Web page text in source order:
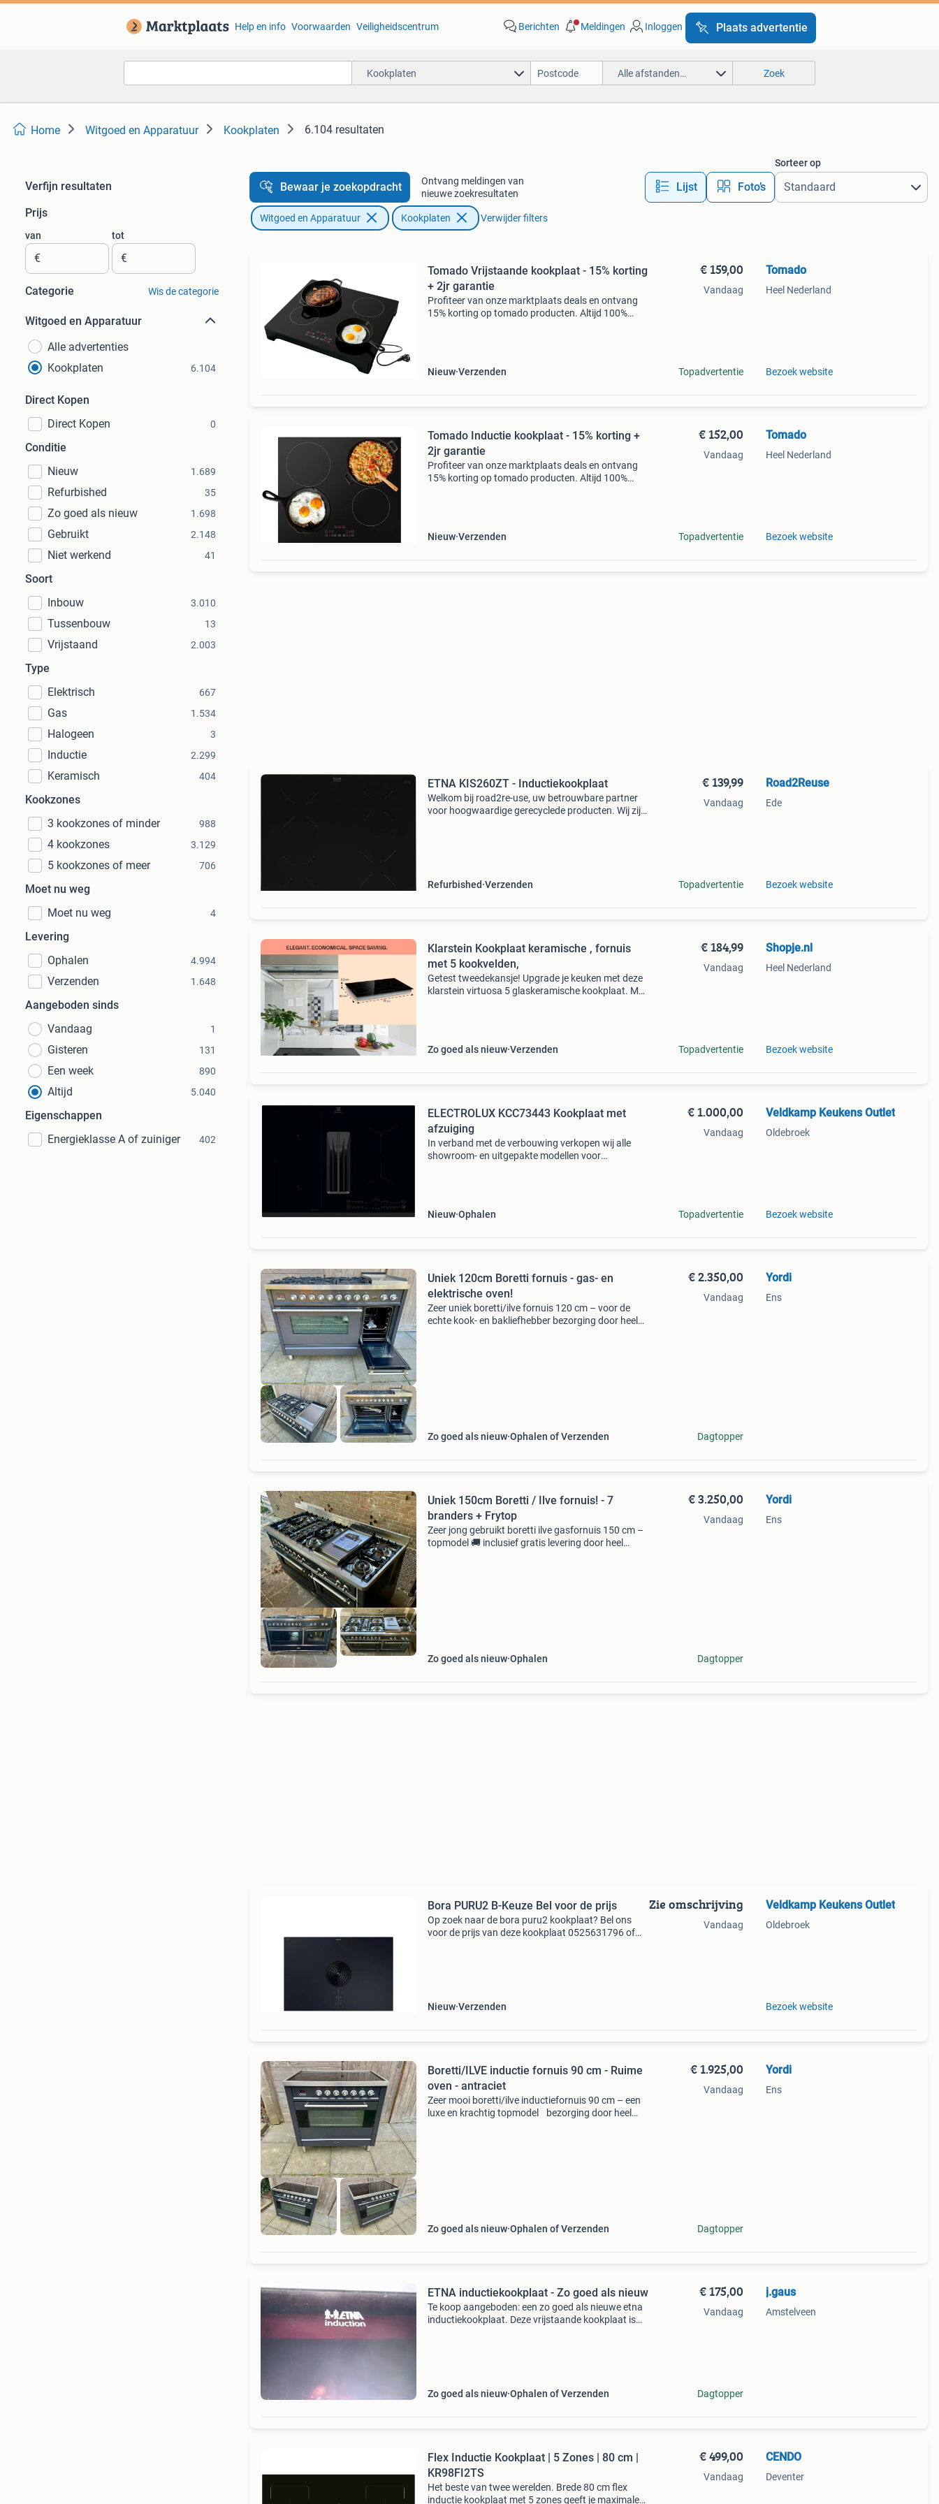
Help en info Voorwaarden Veiligheidscentrum Berichten Meldingen Inloggen Plaats advertentie
Kookplaten Alle afstanden… Zoek
Home Witgoed en Apparatuur Kookplaten 6.104 resultaten
Verfijn resultaten
Prijs
van
€
tot
€
Categorie Wis de categorie
Witgoed en Apparatuur
Alle advertenties
Kookplaten
6.104
Direct Kopen
Direct Kopen
0
Conditie
Nieuw
1.689
Refurbished 35
Zo goed als nieuw 1.698
Gebruikt 2.148
Niet werkend 41
Soort
Inbouw
3.010
Tussenbouw 13
Vrijstaand 2.003
Type
Elektrisch
667
Gas 1.534
Halogeen 3
Inductie 2.299
Keramisch 404
Kookzones
3 kookzones of minder
988
4 kookzones 3.129
5 kookzones of meer 706
Moet nu weg
Moet nu weg
4
Levering
Ophalen
4.994
Verzenden 1.648
Aangeboden sinds
Vandaag
1
Gisteren 131
Een week 890
Altijd 5.040
Eigenschappen
Energieklasse A of zuiniger
402
Bewaar je zoekopdracht
Ontvang meldingen van
nieuwe zoekresultaten
Lijst Foto’s
Sorteer op
Witgoed en Apparatuur Kookplaten Verwijder filters
Tomado Vrijstaande kookplaat - 15% korting
+ 2jr garantie
Profiteer van onze marktplaats deals en ontvang
15% korting op tomado producten. Altijd 100%
Nieuw Verzenden
€ 159,00
Vandaag
Topadvertentie
Tomado
Heel Nederland
Bezoek website
Tomado Inductie kookplaat - 15% korting +
2jr garantie
Profiteer van onze marktplaats deals en ontvang
15% korting op tomado producten. Altijd 100%
Nieuw Verzenden
€ 152,00
Vandaag
Topadvertentie
Tomado
Heel Nederland
Bezoek website
ETNA KIS260ZT - Inductiekookplaat
Welkom bij road2re-use, uw betrouwbare partner
voor hoogwaardige gerecyclede producten. Wij zijn
Refurbished Verzenden
€ 139,99
Vandaag
Topadvertentie
Road2Reuse
Ede
Bezoek website
Klarstein Kookplaat keramische , fornuis
met 5 kookvelden,
Getest tweedekansje! Upgrade je keuken met deze
klarstein virtuosa 5 glaskeramische kookplaat. Met
Zo goed als nieuw Verzenden
€ 184,99
Vandaag
Topadvertentie
Shopje.nl
Heel Nederland
Bezoek website
ELECTROLUX KCC73443 Kookplaat met
afzuiging
In verband met de verbouwing verkopen wij alle
showroom- en uitgepakte modellen voor
Nieuw Ophalen
€ 1.000,00
Vandaag
Topadvertentie
Veldkamp Keukens Outlet
Oldebroek
Bezoek website
Uniek 120cm Boretti fornuis - gas- en
elektrische oven!
Zeer uniek boretti/ilve fornuis 120 cm – voor de
echte kook- en bakliefhebber bezorging door heel
Zo goed als nieuw Ophalen of Verzenden
€ 2.350,00
Vandaag
Dagtopper
Yordi
Ens
Uniek 150cm Boretti / Ilve fornuis! - 7
branders + Frytop
Zeer jong gebruikt boretti ilve gasfornuis 150 cm –
topmodel 🚚 inclusief gratis levering door heel
Zo goed als nieuw Ophalen
€ 3.250,00
Vandaag
Dagtopper
Yordi
Ens
Bora PURU2 B-Keuze Bel voor de prijs
Op zoek naar de bora puru2 kookplaat? Bel ons
voor de prijs van deze kookplaat 0525631796 of
Nieuw Verzenden
Zie omschrijving
Vandaag
Veldkamp Keukens Outlet
Oldebroek
Bezoek website
Boretti/ILVE inductie fornuis 90 cm - Ruime
oven - antraciet
Zeer mooi boretti/ilve inductiefornuis 90 cm – een
luxe en krachtig topmodel bezorging door heel
Zo goed als nieuw Ophalen of Verzenden
€ 1.925,00
Vandaag
Dagtopper
Yordi
Ens
ETNA inductiekookplaat - Zo goed als nieuw
Te koop aangeboden: een zo goed als nieuwe etna
inductiekookplaat. Deze vrijstaande kookplaat is
Zo goed als nieuw Ophalen of Verzenden
€ 175,00
Vandaag
Dagtopper
j.gaus
Amstelveen
Flex Inductie Kookplaat | 5 Zones | 80 cm |
KR98FI2TS
Het beste van twee werelden. Brede 80 cm flex
inductie kookplaat met 5 zones geeft je maximale
€ 499,00
Vandaag
CENDO
Deventer